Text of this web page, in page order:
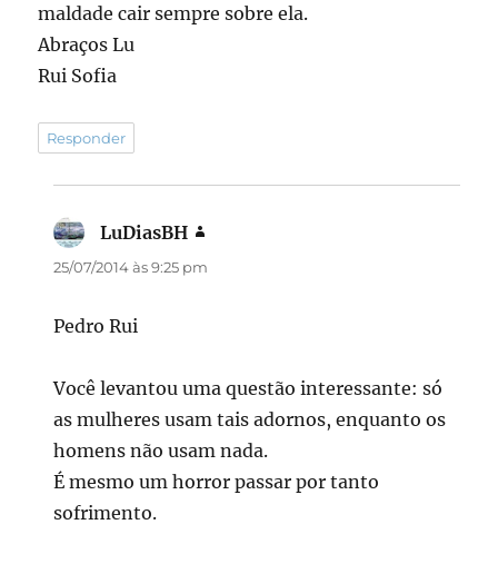
maldade cair sempre sobre ela.
Abraços Lu
Rui Sofia
Responder
LuDiasBH
25/07/2014 às 9:25 pm
Pedro Rui
Você levantou uma questão interessante: só
as mulheres usam tais adornos, enquanto os
homens não usam nada.
É mesmo um horror passar por tanto
sofrimento.